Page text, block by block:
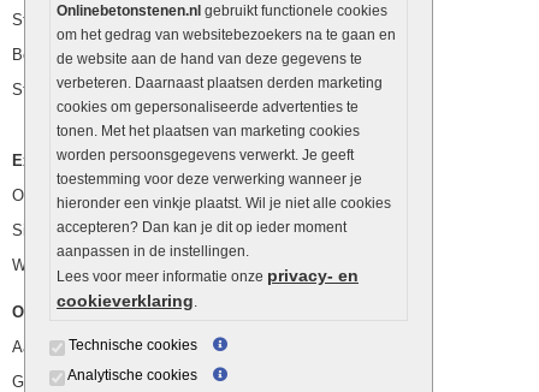
Onlinebetonstenen.nl gebruikt functionele cookies
om het gedrag van websitebezoekers na te gaan en
de website aan de hand van deze gegevens te
verbeteren. Daarnaast plaatsen derden marketing
cookies om gepersonaliseerde advertenties te
tonen. Met het plaatsen van marketing cookies
worden persoonsgegevens verwerkt. Je geeft
toestemming voor deze verwerking wanneer je
hieronder een vinkje plaatst. Wil je niet alle cookies
accepteren? Dan kan je dit op ieder moment
aanpassen in de instellingen.
Lees voor meer informatie onze privacy- en
cookieverklaring
Technische cookies
Analytische cookies
Stapelblokken
Betonblokken
Stapelstenen
Extra benodigdheden
Ophoogzand
Siergrind en siersplit
Waterafvoer
Overig
Aanbiedingen
Goedkope bestrating